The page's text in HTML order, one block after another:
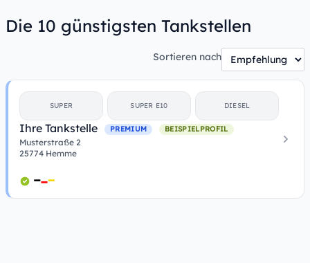
Die 10 günstigsten Tankstellen
Sortieren nach
SUPER SUPER E10 DIESEL
Ihre Tankstelle PREMIUM BEISPIELPROFIL
Musterstraße 2
25774 Hemme